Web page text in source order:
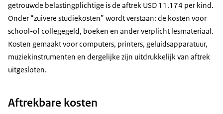
getrouwde belastingplichtige is de aftrek USD 11.174 per kind.
Onder “zuivere studiekosten” wordt verstaan: de kosten voor
school-of collegegeld, boeken en ander verplicht lesmateriaal.
Kosten gemaakt voor computers, printers, geluidsapparatuur,
muziekinstrumenten en dergelijke zijn uitdrukkelijk van aftrek
uitgesloten.
Aftrekbare kosten